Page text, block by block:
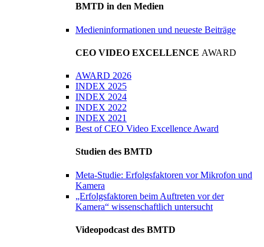
BMTD in den Medien
Medieninformationen und neueste Beiträge
CEO VIDEO EXCELLENCE AWARD
AWARD 2026
INDEX 2025
INDEX 2024
INDEX 2022
INDEX 2021
Best of CEO Video Excellence Award
Studien des BMTD
Meta-Studie: Erfolgsfaktoren vor Mikrofon und
Kamera
„Erfolgsfaktoren beim Auftreten vor der
Kamera“ wissenschaftlich untersucht
Videopodcast des BMTD